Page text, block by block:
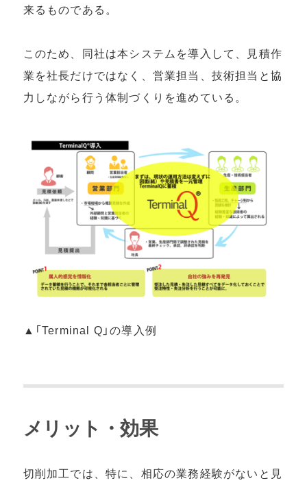
来るものである。
このため、同社は本システムを導⼊して、⾒積作
業を社⻑だけではなく、営業担当、技術担当と協
⼒しながら⾏う体制づくりを進めている。
▲「Terminal Q」の導入例
メリット・効果
切削加⼯では、特に、相応の業務経験がないと⾒